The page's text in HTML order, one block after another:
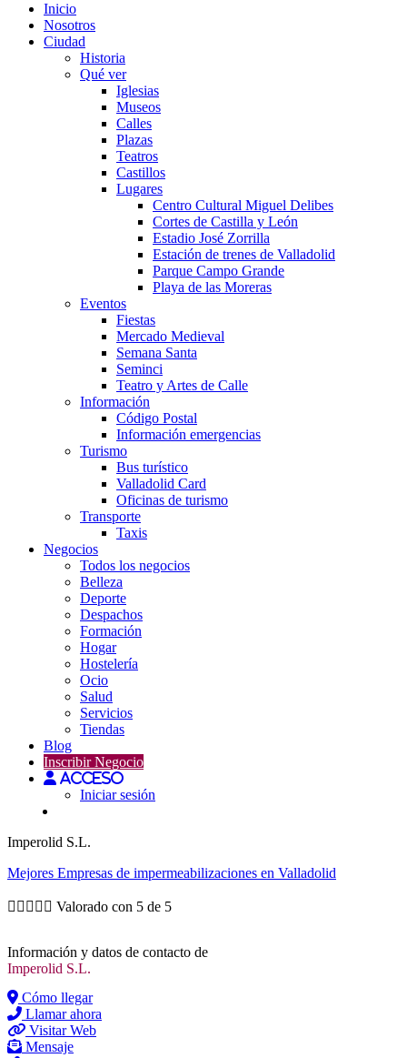
Inicio
Nosotros
Ciudad
Historia
Qué ver
Iglesias
Museos
Calles
Plazas
Teatros
Castillos
Lugares
Centro Cultural Miguel Delibes
Cortes de Castilla y León
Estadio José Zorrilla
Estación de trenes de Valladolid
Parque Campo Grande
Playa de las Moreras
Eventos
Fiestas
Mercado Medieval
Semana Santa
Seminci
Teatro y Artes de Calle
Información
Código Postal
Información emergencias
Turismo
Bus turístico
Valladolid Card
Oficinas de turismo
Transporte
Taxis
Negocios
Todos los negocios
Belleza
Deporte
Despachos
Formación
Hogar
Hostelería
Ocio
Salud
Servicios
Tiendas
Blog
Inscribir Negocio
Acceso
Iniciar sesión
Imperolid S.L.
Mejores Empresas de impermeabilizaciones en Valladolid
     Valorado con 5 de 5
Información y datos de contacto de
Imperolid S.L.
Cómo llegar
Llamar ahora
Visitar Web
Mensaje